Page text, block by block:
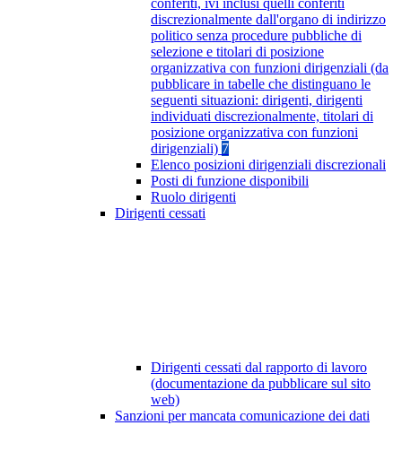
conferiti, ivi inclusi quelli conferiti
discrezionalmente dall'organo di indirizzo
politico senza procedure pubbliche di
selezione e titolari di posizione
organizzativa con funzioni dirigenziali (da
pubblicare in tabelle che distinguano le
seguenti situazioni: dirigenti, dirigenti
individuati discrezionalmente, titolari di
posizione organizzativa con funzioni
dirigenziali) 7
Elenco posizioni dirigenziali discrezionali
Posti di funzione disponibili
Ruolo dirigenti
Dirigenti cessati
Dirigenti cessati dal rapporto di lavoro
(documentazione da pubblicare sul sito
web)
Sanzioni per mancata comunicazione dei dati